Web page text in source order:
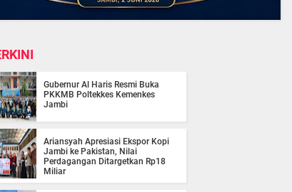
Gubernur Al Haris Resmi Buka
PKKMB Poltekkes Kemenkes
Jambi
Ariansyah Apresiasi Ekspor Kopi
Jambi ke Pakistan, Nilai
Perdagangan Ditargetkan Rp18
Miliar